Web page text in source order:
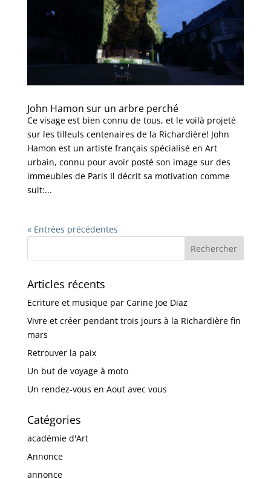
John Hamon sur un arbre perché
Ce visage est bien connu de tous, et le voilà projeté
sur les tilleuls centenaires de la Richardière! John
Hamon est un artiste français spécialisé en Art
urbain, connu pour avoir posté son image sur des
immeubles de Paris Il décrit sa motivation comme
suit:...
« Entrées précédentes
Articles récents
Ecriture et musique par Carine Joe Diaz
Vivre et créer pendant trois jours à la Richardière fin
mars
Retrouver la paix
Un but de voyage à moto
Un rendez-vous en Aout avec vous
Catégories
académie d'Art
Annonce
annonce